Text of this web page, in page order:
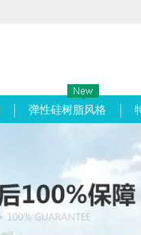
弹性硅树脂风格